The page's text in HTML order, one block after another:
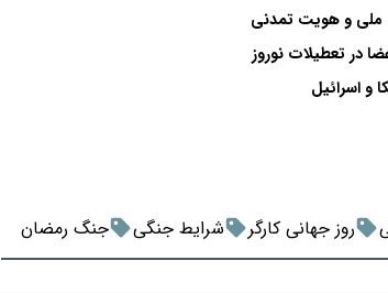
ملی و هویت تمدنی
در تعطیلات نوروز
و اسرائیل
روز جهانی کارگر شرایط جنگی جنگ رمضان